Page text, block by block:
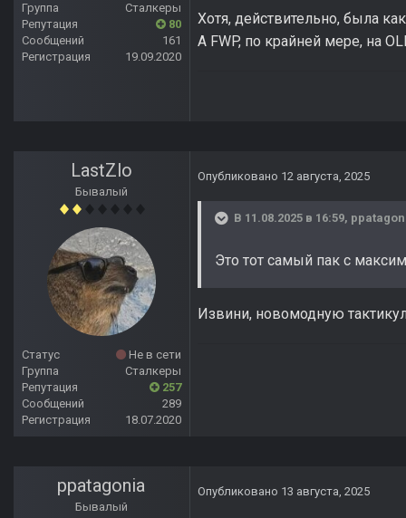
Группа
Сталкеры
Репутация
80
Сообщений
161
Регистрация
19.09.2020
Хотя, действительно, была
А FWP, по крайней мере, на
LastZlo
Бывалый
Статус
Не в сети
Группа
Сталкеры
Репутация
257
Сообщений
289
Регистрация
18.07.2020
Опубликовано 12 августа, 2025
В 11.08.2025 в 16:59,
Это тот самый пак с
Извини, новомодную
ppatagonia
Бывалый
Опубликовано 13 августа, 2025